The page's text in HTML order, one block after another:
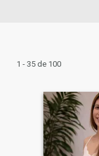
1 - 35 de 100